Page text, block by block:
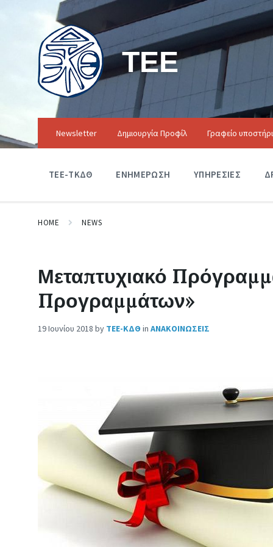
ΤΕΕ
Newsletter Δημιουργία Προφίλ Γραφείο
ΤΕΕ-ΤΚΔΘ ΕΝΗΜΕΡΩΣΗ ΥΠΗΡΕΣΙΕΣ
HOME NEWS
Μεταπτυχιακό
Προγραμμάτων»
19 Ιουνίου 2018 by ΤΕΕ-ΚΔΘ in ΑΝΑΚΟΙΝΩΣΕΙΣ